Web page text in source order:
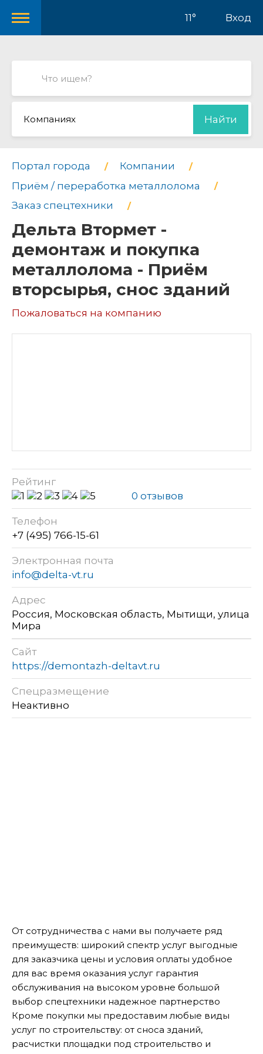
11° Вход
Компаниях Найти
Портал города
Компании
Приём / переработка металлолома
Заказ спецтехники
Дельта Втормет -
демонтаж и покупка
металлолома - Приём
вторсырья, снос зданий
Пожаловаться на компанию
Рейтинг
0 отзывов
Телефон
+7 (495) 766-15-61
Электронная почта
info@delta-vt.ru
Адрес
Россия, Московская область, Мытищи, улица
Мира
Сайт
https://demontazh-deltavt.ru
Спецразмещение
Неактивно
От сотрудничества с нами вы получаете ряд
преимуществ: широкий спектр услуг выгодные
для заказчика цены и условия оплаты удобное
для вас время оказания услуг гарантия
обслуживания на высоком уровне большой
выбор спецтехники надежное партнерство
Кроме покупки мы предоставим любые виды
услуг по строительству: от сноса зданий,
расчистки площадки под строительство и